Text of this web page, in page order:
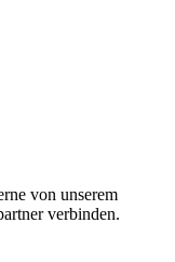
von unserem
verbinden.